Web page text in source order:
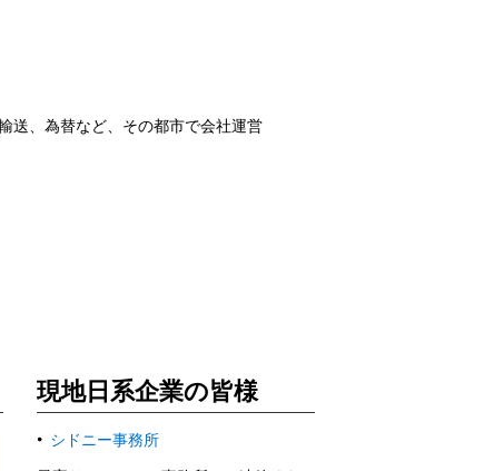
送、為替など、その都市で会社運営
現地日系企業の皆様
シドニー事務所